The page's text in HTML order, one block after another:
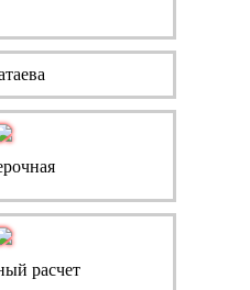
расчет